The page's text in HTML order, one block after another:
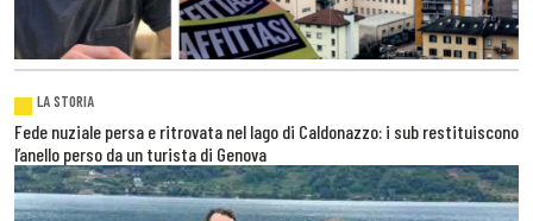
LA STORIA
Fede nuziale persa e ritrovata nel lago di Caldonazzo: i sub restituiscono
l’anello perso da un turista di Genova